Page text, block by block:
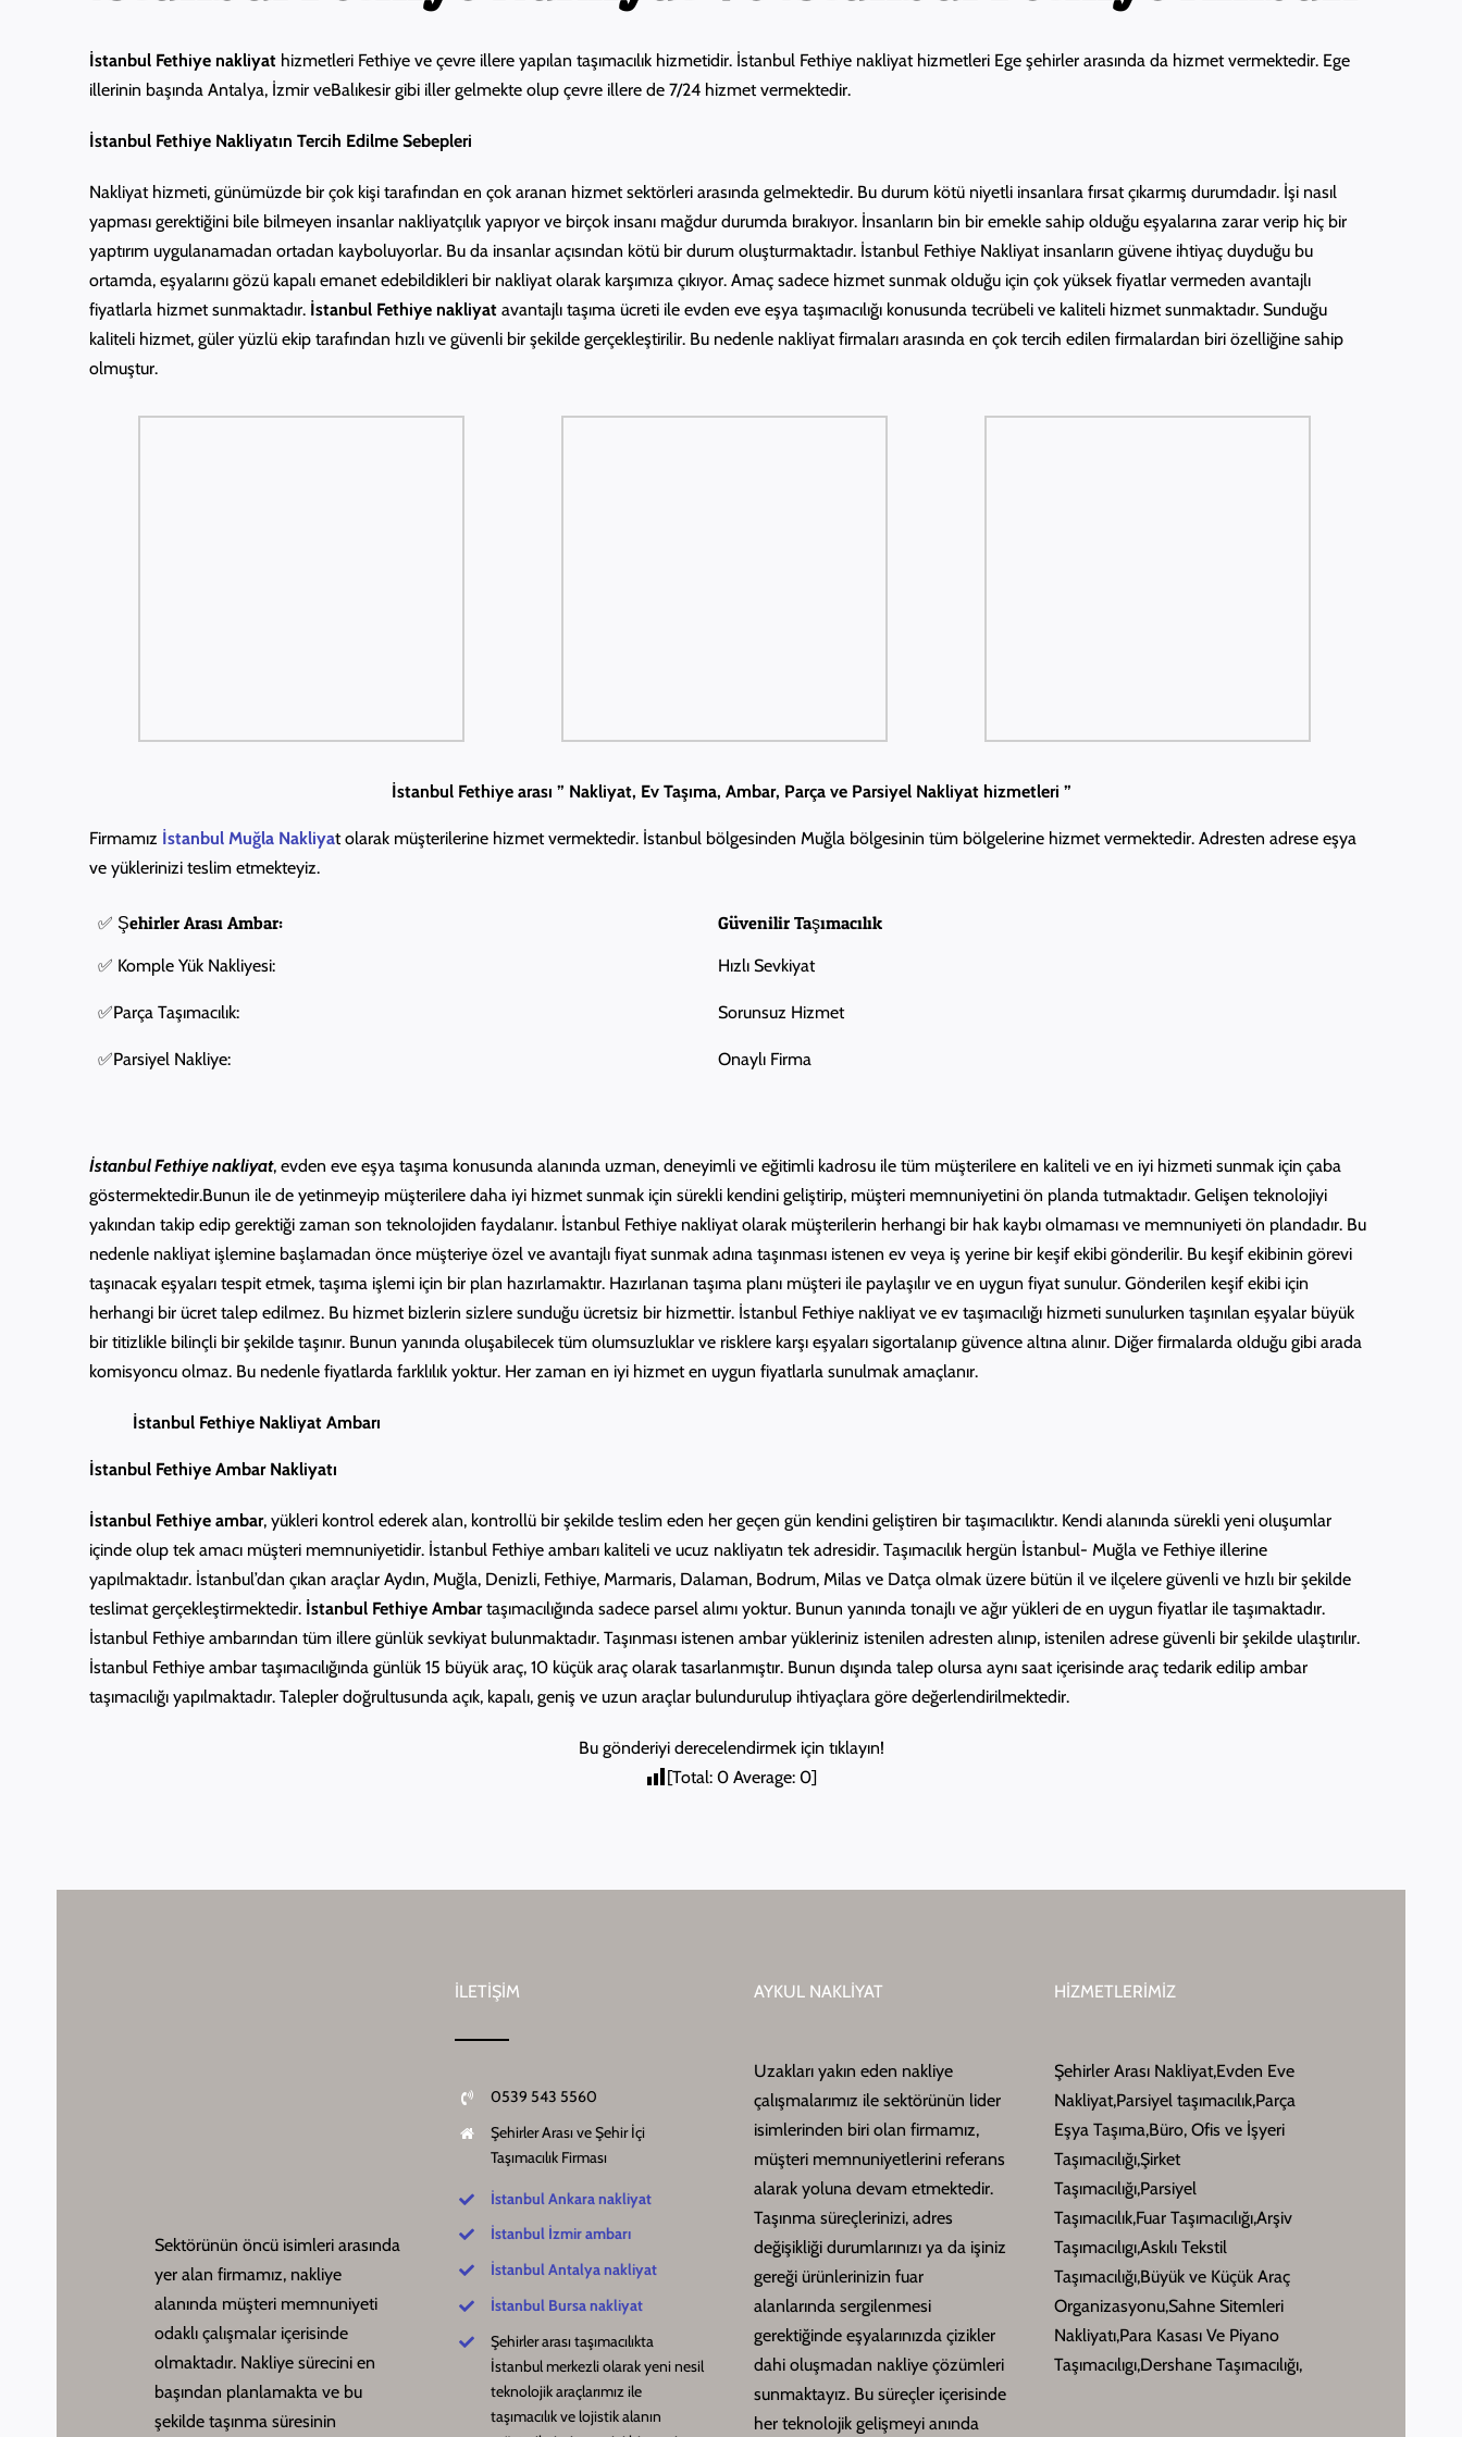
İstanbul Fethiye nakliyat hizmetleri Fethiye ve çevre illere yapılan taşımacılık hizmetidir. İstanbul Fethiye nakliyat hizmetleri Ege şehirler arasında da hizmet vermektedir. Ege
illerinin başında Antalya, İzmir veBalıkesir gibi iller gelmekte olup çevre illere de 7/24 hizmet vermektedir.
İstanbul Fethiye Nakliyatın Tercih Edilme Sebepleri
Nakliyat hizmeti, günümüzde bir çok kişi tarafından en çok aranan hizmet sektörleri arasında gelmektedir. Bu durum kötü niyetli insanlara fırsat çıkarmış durumdadır. İşi nasıl
yapması gerektiğini bile bilmeyen insanlar nakliyatçılık yapıyor ve birçok insanı mağdur durumda bırakıyor. İnsanların bin bir emekle sahip olduğu eşyalarına zarar verip hiç bir
yaptırım uygulanamadan ortadan kayboluyorlar. Bu da insanlar açısından kötü bir durum oluşturmaktadır. İstanbul Fethiye Nakliyat insanların güvene ihtiyaç duyduğu bu
ortamda, eşyalarını gözü kapalı emanet edebildikleri bir nakliyat olarak karşımıza çıkıyor. Amaç sadece hizmet sunmak olduğu için çok yüksek fiyatlar vermeden avantajlı
fiyatlarla hizmet sunmaktadır. İstanbul Fethiye nakliyat avantajlı taşıma ücreti ile evden eve eşya taşımacılığı konusunda tecrübeli ve kaliteli hizmet sunmaktadır. Sunduğu
kaliteli hizmet, güler yüzlü ekip tarafından hızlı ve güvenli bir şekilde gerçekleştirilir. Bu nedenle nakliyat firmaları arasında en çok tercih edilen firmalardan biri özelliğine sahip
olmuştur.
İstanbul Fethiye arası ” Nakliyat, Ev Taşıma, Ambar, Parça ve Parsiyel Nakliyat hizmetleri ”
Firmamız İstanbul Muğla Nakliyat olarak müşterilerine hizmet vermektedir. İstanbul bölgesinden Muğla bölgesinin tüm bölgelerine hizmet vermektedir. Adresten adrese eşya
ve yüklerinizi teslim etmekteyiz.
✅ Şehirler Arası Ambar: Güvenilir Taşımacılık
✅ Komple Yük Nakliyesi: Hızlı Sevkiyat
✅Parça Taşımacılık: Sorunsuz Hizmet
✅Parsiyel Nakliye: Onaylı Firma
İstanbul Fethiye nakliyat, evden eve eşya taşıma konusunda alanında uzman, deneyimli ve eğitimli kadrosu ile tüm müşterilere en kaliteli ve en iyi hizmeti sunmak için çaba
göstermektedir.Bunun ile de yetinmeyip müşterilere daha iyi hizmet sunmak için sürekli kendini geliştirip, müşteri memnuniyetini ön planda tutmaktadır. Gelişen teknolojiyi
yakından takip edip gerektiği zaman son teknolojiden faydalanır. İstanbul Fethiye nakliyat olarak müşterilerin herhangi bir hak kaybı olmaması ve memnuniyeti ön plandadır. Bu
nedenle nakliyat işlemine başlamadan önce müşteriye özel ve avantajlı fiyat sunmak adına taşınması istenen ev veya iş yerine bir keşif ekibi gönderilir. Bu keşif ekibinin görevi
taşınacak eşyaları tespit etmek, taşıma işlemi için bir plan hazırlamaktır. Hazırlanan taşıma planı müşteri ile paylaşılır ve en uygun fiyat sunulur. Gönderilen keşif ekibi için
herhangi bir ücret talep edilmez. Bu hizmet bizlerin sizlere sunduğu ücretsiz bir hizmettir. İstanbul Fethiye nakliyat ve ev taşımacılığı hizmeti sunulurken taşınılan eşyalar büyük
bir titizlikle bilinçli bir şekilde taşınır. Bunun yanında oluşabilecek tüm olumsuzluklar ve risklere karşı eşyaları sigortalanıp güvence altına alınır. Diğer firmalarda olduğu gibi arada
komisyoncu olmaz. Bu nedenle fiyatlarda farklılık yoktur. Her zaman en iyi hizmet en uygun fiyatlarla sunulmak amaçlanır.
İstanbul Fethiye Nakliyat Ambarı
İstanbul Fethiye Ambar Nakliyatı
İstanbul Fethiye ambar, yükleri kontrol ederek alan, kontrollü bir şekilde teslim eden her geçen gün kendini geliştiren bir taşımacılıktır. Kendi alanında sürekli yeni oluşumlar
içinde olup tek amacı müşteri memnuniyetidir. İstanbul Fethiye ambarı kaliteli ve ucuz nakliyatın tek adresidir. Taşımacılık hergün İstanbul- Muğla ve Fethiye illerine
yapılmaktadır. İstanbul’dan çıkan araçlar Aydın, Muğla, Denizli, Fethiye, Marmaris, Dalaman, Bodrum, Milas ve Datça olmak üzere bütün il ve ilçelere güvenli ve hızlı bir şekilde
teslimat gerçekleştirmektedir. İstanbul Fethiye Ambartaşımacılığında sadece parsel alımı yoktur. Bunun yanında tonajlı ve ağır yükleri de en uygun fiyatlar ile taşımaktadır.
İstanbul Fethiye ambarından tüm illere günlük sevkiyat bulunmaktadır. Taşınması istenen ambar yükleriniz istenilen adresten alınıp, istenilen adrese güvenli bir şekilde ulaştırılır.
İstanbul Fethiye ambar taşımacılığında günlük 15 büyük araç, 10 küçük araç olarak tasarlanmıştır. Bunun dışında talep olursa aynı saat içerisinde araç tedarik edilip ambar
taşımacılığı yapılmaktadır. Talepler doğrultusunda açık, kapalı, geniş ve uzun araçlar bulundurulup ihtiyaçlara göre değerlendirilmektedir.
Bu gönderiyi derecelendirmek için tıklayın!
[Total: 0 Average: 0]
Sektörünün öncü isimleri arasında
yer alan firmamız, nakliye
alanında müşteri memnuniyeti
odaklı çalışmalar içerisinde
olmaktadır. Nakliye sürecini en
başından planlamakta ve bu
şekilde taşınma süresinin
İLETİŞİM
0539 543 5560
Şehirler Arası ve Şehir İçi
Taşımacılık Firması
İstanbul Ankara nakliyat
İstanbul İzmir ambarı
İstanbul Antalya nakliyat
İstanbul Bursa nakliyat
Şehirler arası taşımacılıkta
İstanbul merkezli olarak yeni nesil
teknolojik araçlarımız ile
taşımacılık ve lojistik alanın
AYKUL NAKLİYAT
Uzakları yakın eden nakliye
çalışmalarımız ile sektörünün lider
isimlerinden biri olan firmamız,
müşteri memnuniyetlerini referans
alarak yoluna devam etmektedir.
Taşınma süreçlerinizi, adres
değişikliği durumlarınızı ya da işiniz
gereği ürünlerinizin fuar
alanlarında sergilenmesi
gerektiğinde eşyalarınızda çizikler
dahi oluşmadan nakliye çözümleri
sunmaktayız. Bu süreçler içerisinde
her teknolojik gelişmeyi anında
HİZMETLERİMİZ
Şehirler Arası Nakliyat,Evden Eve
Nakliyat,Parsiyel taşımacılık,Parça
Eşya Taşıma,Büro, Ofis ve İşyeri
Taşımacılığı,Şirket
Taşımacılığı,Parsiyel
Taşımacılık,Fuar Taşımacılığı,Arşiv
Taşımacılıgı,Askılı Tekstil
Taşımacılığı,Büyük ve Küçük Araç
Organizasyonu,Sahne Sitemleri
Nakliyatı,Para Kasası Ve Piyano
Taşımacılıgı,Dershane Taşımacılığı,